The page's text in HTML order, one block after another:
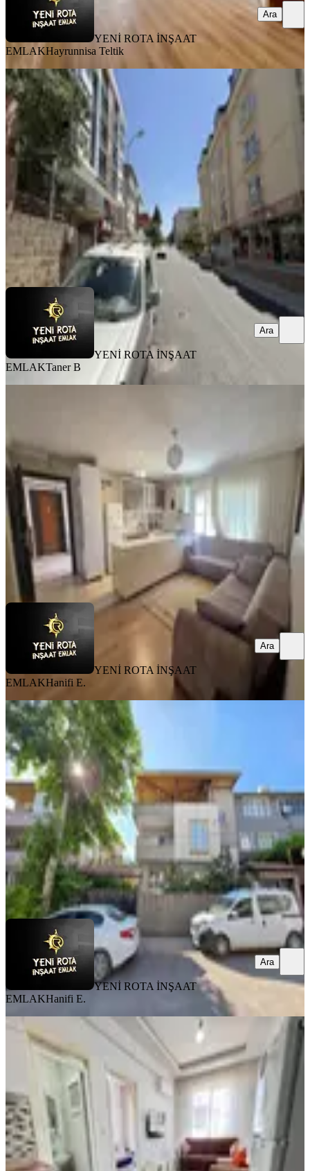
YENİ ROTA İNŞAAT
EMLAKHayrunnisa Teltik
Ara
MANZARALI
%17
Rota'dan Depozitosuz Egemenlik
Mah. Kiralık 3+1 Müstakil
Dulkadiroğlu, Egemenlik Mahallesi
3+1· 155 m² 31.07.2026
15.000 ₺18.000 ₺
YENİ ROTA İNŞAAT EMLAKTaner B
Ara
YENİ ROTA İNŞAAT
EMLAKTaner B
Ara
Dulkadiroğlu, Karataş Mahallesi
2+0
·60 m² · Yüksek giriş·31.07.2026
YENİ ROTA İNŞAAT EMLAK Hanifi E.
Ara
YENİ ROTA İNŞAAT
EMLAKHanifi E.
Ara
MANZARALI
Yeni Rota'dan Diş Hastanesi Civ.
Geniş 3+1 Kiralık Daire
Dulkadiroğlu, Mehmet Akif Mahallesi
·150 m² · 1. Kat 31.07.2026
18.000 ₺
YENİ ROTA İNŞAAT EMLAKHanifi E.
YENİ ROTA İNŞAAT
EMLAKHanifi E.
Ara
Yeni Rota'dan Piazza Civarı Eşyalı
1+1 Kiralık Daire
Dulkadiroğlu, Egemenlik Mahallesi
1+1
15.750 ₺